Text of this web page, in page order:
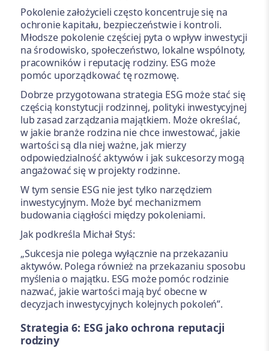
Pokolenie założycieli często koncentruje się na
ochronie kapitału, bezpieczeństwie i kontroli.
Młodsze pokolenie częściej pyta o wpływ inwestycji
na środowisko, społeczeństwo, lokalne wspólnoty,
pracowników i reputację rodziny. ESG może
pomóc uporządkować tę rozmowę.
Dobrze przygotowana strategia ESG może stać się
częścią konstytucji rodzinnej, polityki inwestycyjnej
lub zasad zarządzania majątkiem. Może określać,
w jakie branże rodzina nie chce inwestować, jakie
wartości są dla niej ważne, jak mierzy
odpowiedzialność aktywów i jak sukcesorzy mogą
angażować się w projekty rodzinne.
W tym sensie ESG nie jest tylko narzędziem
inwestycyjnym. Może być mechanizmem
budowania ciągłości między pokoleniami.
Jak podkreśla Michał Styś:
„Sukcesja nie polega wyłącznie na przekazaniu
aktywów. Polega również na przekazaniu sposobu
myślenia o majątku. ESG może pomóc rodzinie
nazwać, jakie wartości mają być obecne w
decyzjach inwestycyjnych kolejnych pokoleń”.
Strategia 6: ESG jako ochrona reputacji
rodziny